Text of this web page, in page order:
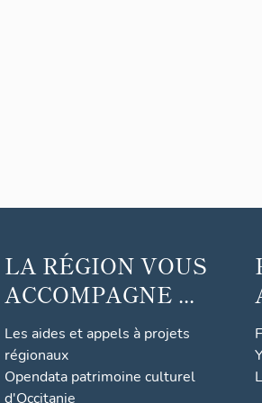
LA RÉGION VOUS
ACCOMPAGNE ...
Les aides et appels à projets
régionaux
Opendata patrimoine culturel
d'Occitanie